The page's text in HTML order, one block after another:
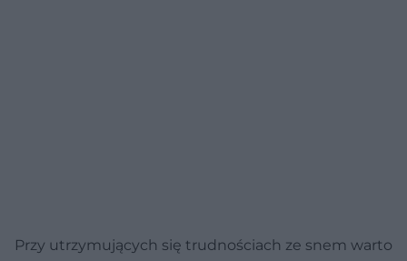
Przy utrzymujących się trudnościach ze snem warto